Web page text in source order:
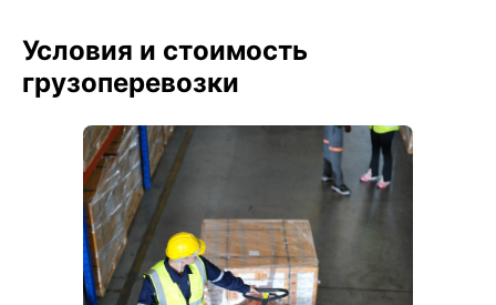
Условия и стоимость
грузоперевозки